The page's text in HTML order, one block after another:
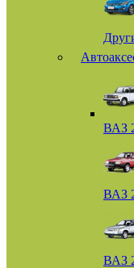
ВАЗ
ВАЗ
ВАЗ